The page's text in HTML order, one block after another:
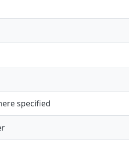
specified